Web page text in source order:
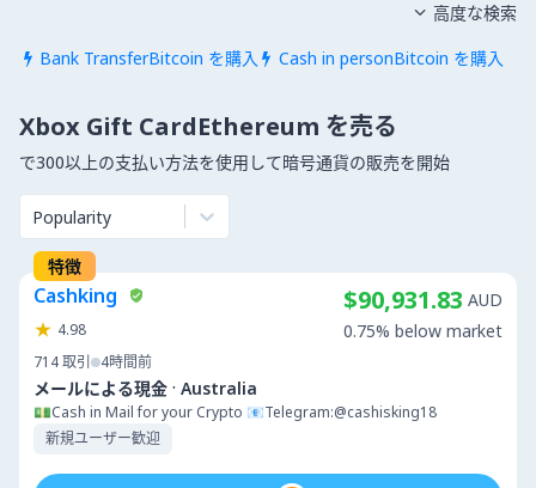
 Bank TransferBitcoin を購入  Cash in personBitcoin を購入
 高度な検索
Xbox Gift CardEthereum を売る
で300以上の支払い方法を使用して暗号通貨の販売を開始
Popularity
特徴
Cashking
4.98
714取引 4時間前
メールによる現金 · Australia
💵Cash in Mail for your Crypto 📧Telegram:@cashisking18
新規ユーザー歓迎
$90,931.83 AUD
0.75% below market